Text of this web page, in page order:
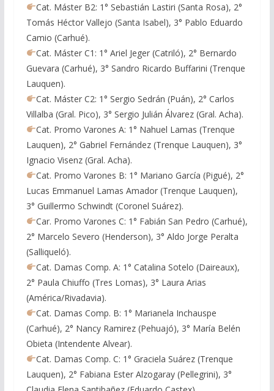
Cat. Máster B2: 1° Sebastián Lastiri (Santa Rosa), 2°
Tomás Héctor Vallejo (Santa Isabel), 3° Pablo Eduardo
Camio (Carhué).
Cat. Máster C1: 1° Ariel Jeger (Catriló), 2° Bernardo
Guevara (Carhué), 3° Sandro Ricardo Buffarini (Trenque
Lauquen).
Cat. Máster C2: 1° Sergio Sedrán (Puán), 2° Carlos
Villalba (Gral. Pico), 3° Sergio Julián Álvarez (Gral. Acha).
Cat. Promo Varones A: 1° Nahuel Lamas (Trenque
Lauquen), 2° Gabriel Fernández (Trenque Lauquen), 3°
Ignacio Visenz (Gral. Acha).
Cat. Promo Varones B: 1° Mariano García (Pigué), 2°
Lucas Emmanuel Lamas Amador (Trenque Lauquen),
3° Guillermo Schwindt (Coronel Suárez).
Car. Promo Varones C: 1° Fabián San Pedro (Carhué),
2° Marcelo Severo (Henderson), 3° Aldo Jorge Peralta
(Salliqueló).
Cat. Damas Comp. A: 1° Catalina Sotelo (Daireaux),
2° Paula Chiuffo (Tres Lomas), 3° Laura Arias
(América/Rivadavia).
Cat. Damas Comp. B: 1° Marianela Inchauspe
(Carhué), 2° Nancy Ramirez (Pehuajó), 3° María Belén
Obieta (Intendente Alvear).
Cat. Damas Comp. C: 1° Graciela Suárez (Trenque
Lauquen), 2° Fabiana Ester Alzogaray (Pellegrini), 3°